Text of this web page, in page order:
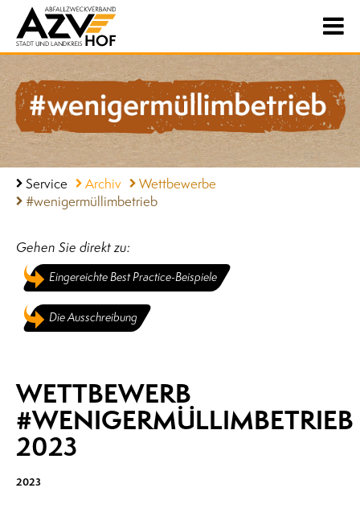
Service Archiv
Wettbewerbe
#wenigermüllimbetrieb
Gehen Sie direkt zu:
Eingereichte Best Practice-Beispiele
Die Ausschreibung
WETTBEWERB
#WENIGERMÜLLIMBETRIEB
2023
2023